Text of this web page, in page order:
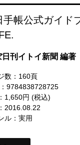
手帳公式ガイド
刊イトイ新聞 編著
数：160頁
9784838728725
1,650円 (税込)
2016.08.22
ル： 実用